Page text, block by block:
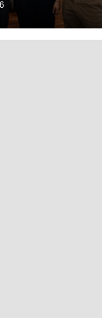
EN EL
TURÍSTICO